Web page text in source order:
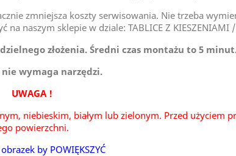
zmniejsza koszty serwisowania. Nie trzeba
naszym sklepie w dziale: TABLICE Z KIESZENIAMI /
złożenia. Średni czas montażu to 5
nie wymaga narzędzi.
UWAGA !
niebieskim, białym lub zielonym. Przed użyciem
powierzchni.
by POWIĘKSZYĆ